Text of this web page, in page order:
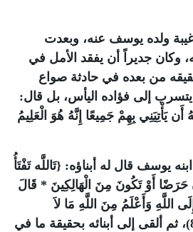
ولده يوسف عنه، وبعدت
وكان جديراً أن يفقد الأمل في
من بعده في حادثة صواع
يتسرب إلى فؤاده اليأس، بل قال:
يَأْتِيَنِي بِهِمْ جَمِيعًا إِنَّهُ هُوَ الْعَلِيمُ
يوسف قال له أبناؤه: {تَاللَّه تَفْتَأُ
أَوْ تَكُونَ مِنَ الْهَالِكِينَ * قَالَ
اللَّهِ وَأَعْلَمُ مِنَ اللَّهِ مَا لاَ
تَعْلَمُونَ} (يوسف:85-86)، ثم ألقى إلى أبنائه بحقيقة ما في